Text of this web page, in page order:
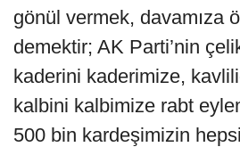
gönül vermek, davamıza
demektir; AK Parti’nin
kaderini kaderimize,
kalbini kalbimize rabt
500 bin kardeşimizin